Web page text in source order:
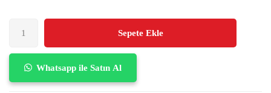
Sepete Ekle
Whatsapp ile Satın Al